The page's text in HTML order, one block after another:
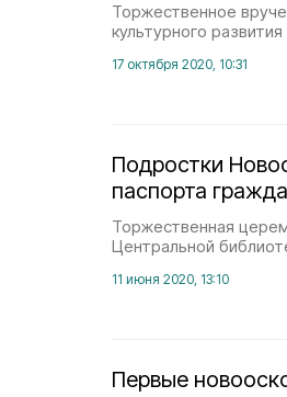
Торжественное
культурного
17 октября 2020, 10:31
Подростки
паспорта
Торжественная
Центральной
11 июня 2020, 13:10
Первые